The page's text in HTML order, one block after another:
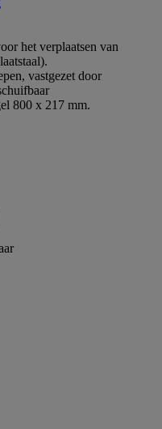
het verplaatsen van
vastgezet door
800 x 217 mm.